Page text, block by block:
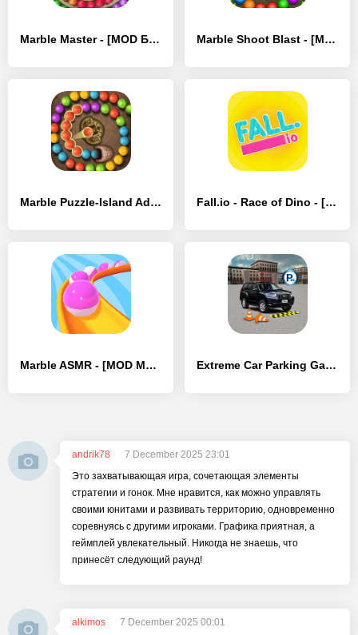
Marble Master - [MOD Бесконечные монеты] Marble Shoot Blast - [MOD Много монет]
Marble Puzzle-Island Adventure - [MOD Бесконечные деньги] Fall.io - Race of Dino - [MOD Много монет]
Marble ASMR - [MOD Много денег] Extreme Car Parking Game
andrik78
7 December 2025 23:01
Это захватывающая игра, сочетающая элементы
стратегии и гонок. Мне нравится, как можно управлять
своими юнитами и развивать территорию, одновременно
соревнуясь с другими игроками. Графика приятная, а
геймплей увлекательный. Никогда не знаешь, что
принесёт следующий раунд!
alkimos
7 December 2025 00:01